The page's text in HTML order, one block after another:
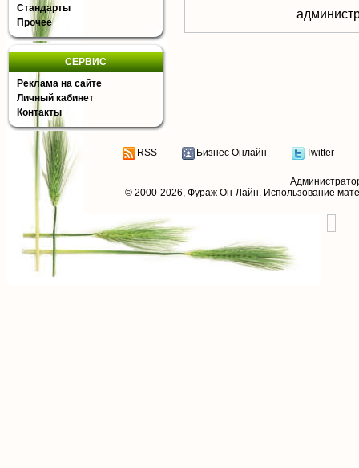
Стандарты
Прочее
СЕРВИС
Реклама на сайте
Личный кабинет
Контакты
RSS Бизнес Онлайн Twitter
© 2000-2026, Фураж Он-Лайн. Использование